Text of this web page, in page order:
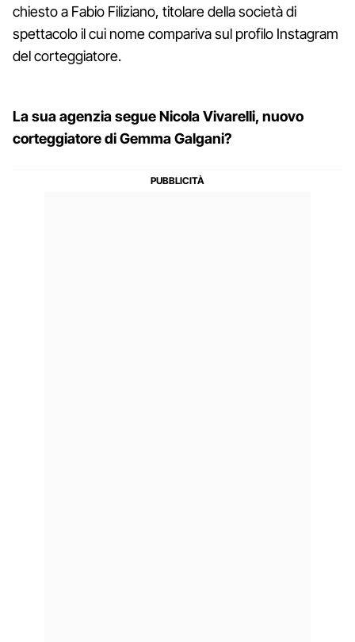
chiesto a Fabio Filiziano, titolare della società di
spettacolo il cui nome compariva sul profilo Instagram
del corteggiatore.
La sua agenzia segue Nicola Vivarelli, nuovo
corteggiatore di Gemma Galgani?